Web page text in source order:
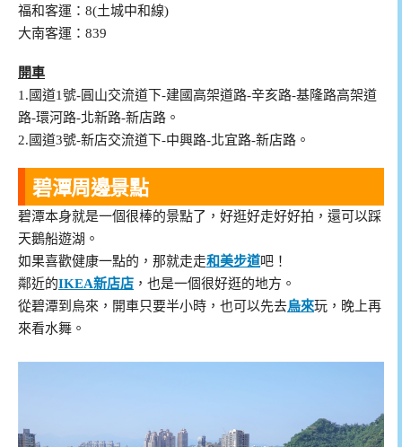
福和客運：8(土城中和線)
大南客運：839
開車
1.國道1號-圓山交流道下-建國高架道路-辛亥路-基隆路高架道
路-環河路-北新路-新店路。
2.國道3號-新店交流道下-中興路-北宜路-新店路。
碧潭周邊景點
碧潭本身就是一個很棒的景點了，好逛好走好好拍，還可以踩
天鵝船遊湖。
如果喜歡健康一點的，那就走走和美步道吧！
鄰近的IKEA新店店 ，也是一個很好逛的地方。
從碧潭到烏來，開車只要半小時，也可以先去烏來玩，晚上再
來看水舞。